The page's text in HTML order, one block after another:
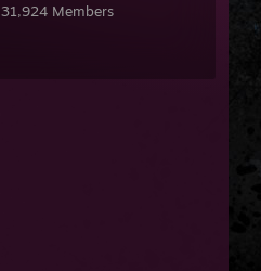
31,924 Members